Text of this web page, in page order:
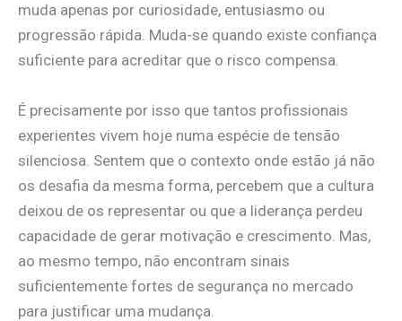
muda apenas por curiosidade, entusiasmo ou
progressão rápida. Muda-se quando existe confiança
suficiente para acreditar que o risco compensa.
É precisamente por isso que tantos profissionais
experientes vivem hoje numa espécie de tensão
silenciosa. Sentem que o contexto onde estão já não
os desafia da mesma forma, percebem que a cultura
deixou de os representar ou que a liderança perdeu
capacidade de gerar motivação e crescimento. Mas,
ao mesmo tempo, não encontram sinais
suficientemente fortes de segurança no mercado
para justificar uma mudança.